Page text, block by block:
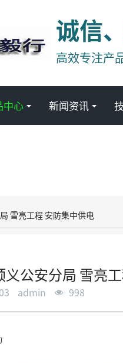
诚信
高效专注产
中心 新闻资讯
雪亮工程 安防集中供电
义公安分局 雪亮
admin 998